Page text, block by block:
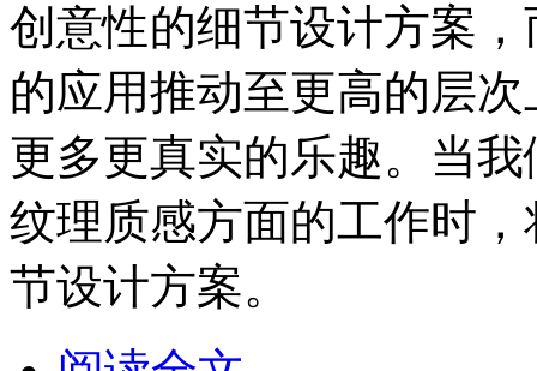
创意性的细节设计方案
的应用推动至更高的层
更多更真实的乐趣。当
纹理质感方面的工作时
节设计方案。